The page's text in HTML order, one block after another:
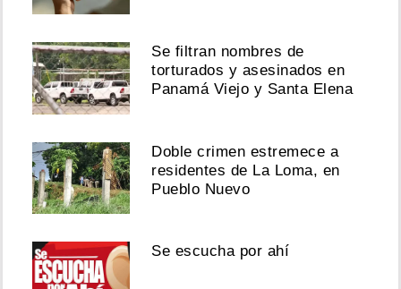
Se filtran nombres de
torturados y asesinados en
Panamá Viejo y Santa Elena
Doble crimen estremece a
residentes de La Loma, en
Pueblo Nuevo
Se escucha por ahí